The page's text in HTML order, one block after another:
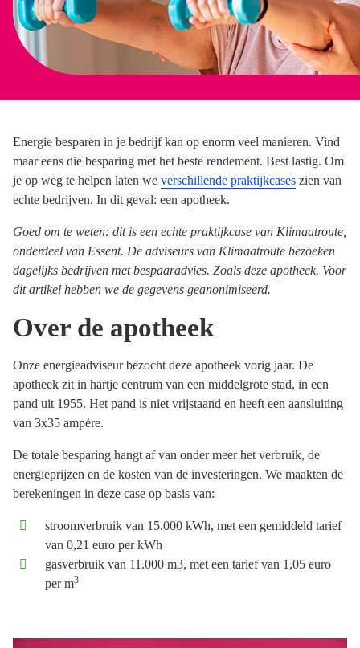
Energie besparen in je bedrijf kan op enorm veel manieren. Vind
maar eens die besparing met het beste rendement. Best lastig. Om
je op weg te helpen laten we verschillende praktijkcases zien van
echte bedrijven. In dit geval: een apotheek.
Goed om te weten: dit is een echte praktijkcase van Klimaatroute,
onderdeel van Essent. De adviseurs van Klimaatroute bezoeken
dagelijks bedrijven met bespaaradvies. Zoals deze apotheek. Voor
dit artikel hebben we de gegevens geanonimiseerd.
Over de apotheek
Onze energieadviseur bezocht deze apotheek vorig jaar. De
apotheek zit in hartje centrum van een middelgrote stad, in een
pand uit 1955. Het pand is niet vrijstaand en heeft een aansluiting
van 3x35 ampère.
De totale besparing hangt af van onder meer het verbruik, de
energieprijzen en de kosten van de investeringen. We maakten de
berekeningen in deze case op basis van:
stroomverbruik van 15.000 kWh, met een gemiddeld tarief
van 0,21 euro per kWh
gasverbruik van 11.000 m3, met een tarief van 1,05 euro
per m3